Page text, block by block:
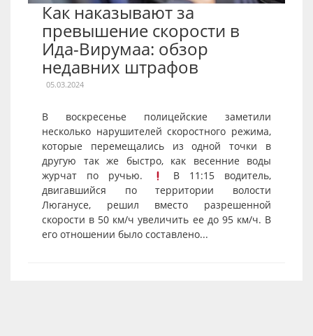
Как наказывают за
превышение скорости в
Ида-Вирумаа: обзор
недавних штрафов
05.03.2024
В воскресенье полицейские заметили
несколько нарушителей скоростного режима,
которые перемещались из одной точки в
другую так же быстро, как весенние воды
журчат по ручью.
В 11:15 водитель,
двигавшийся по территории волости
Люганусе, решил вместо разрешенной
скорости в 50 км/ч увеличить ее до 95 км/ч. В
его отношении было составлено...